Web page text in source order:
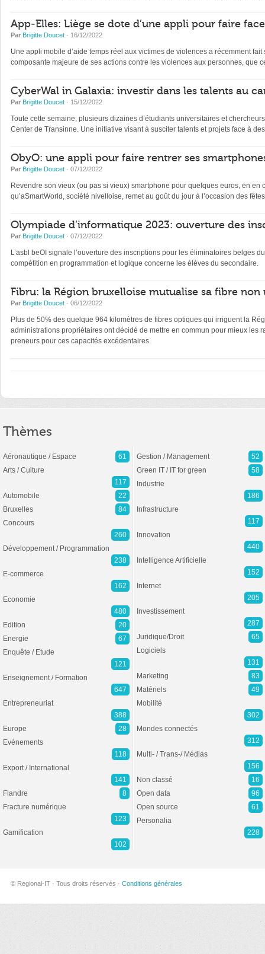
App-Elles: Liège se dote d’une appli pour faire
Par Brigitte Doucet · 16/12/2022
Une appli mobile d’aide temps réel aux victimes de violences a récemment
composante majeure de ses actions contre les violences aux personnes, que
CyberWal in Galaxia: investir dans les talents au
Par Brigitte Doucet · 15/12/2022
Toute cette semaine, plusieurs dizaines d’étudiants universitaires et
Center de Transinne. Une initiative visant à susciter talents et projets face à
ObyO: une appli pour faire rentrer ses
Par Brigitte Doucet · 07/12/2022
Revendre son vieux (ou pas si vieux) smartphone pour quelques euros, en
qu’aSmartWorld, société nivelloise, remet au goût du jour à l’occasion des
Olympiade d’informatique 2023: ouverture des
Par Brigitte Doucet · 07/12/2022
L’asbl beOI signale l’ouverture des inscriptions pour les éliminatoires belges
compétition en programmation et logique concerne les élèves du secondaire.
Fibru: la Région bruxelloise mutualise sa fibre non
Par Brigitte Doucet · 06/12/2022
Plus de 50% des quelque 964 kilomètres de fibres optiques qui irriguent la
administrations propriétaires ont décidé de mettre en commun pour mieux les
preneurs pour ces capacités excédentaires.
Thèmes
Aéronautique / Espace
61
Arts / Culture
117
Automobile
22
Bruxelles
84
Concours
260
Développement / Programmation
238
E-commerce
162
Economie
480
Edition
20
Energie
67
Enquête / Etude
121
Enseignement / Formation
647
Entrepreneuriat
388
Europe
28
Evénements
118
Export / International
141
Flandre
8
Fracture numérique
123
Gamification
102
Gestion / Management
52
Green IT / IT for green
58
Industrie
186
Infrastructure
117
Innovation
440
Intelligence Artificielle
152
Internet
205
Investissement
287
Juridique/Droit
65
Logiciels
131
Marketing
83
Matériels
49
Mobilité
302
Mondes connectés
312
Multi- / Trans-/ Médias
156
Non classé
16
Open data
96
Open source
61
Personalia
228
© Regional-IT · Tous droits réservés · Conditions générales